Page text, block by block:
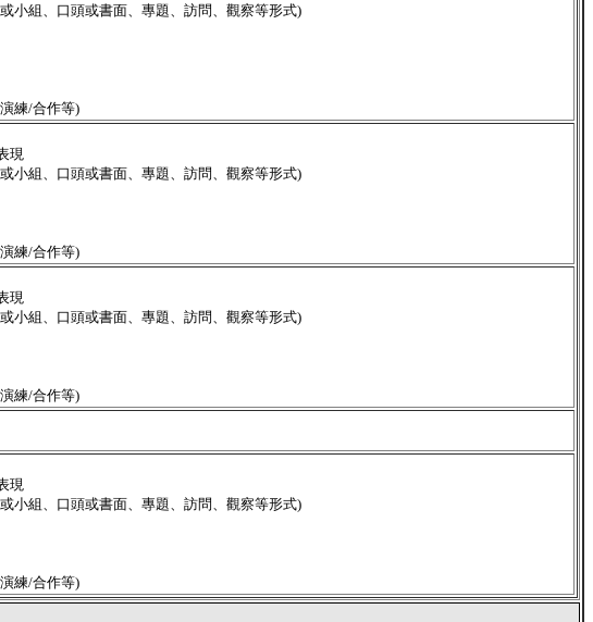
小組、口頭或書面、專題、訪問、觀察等形式)
練/合作等)
現
小組、口頭或書面、專題、訪問、觀察等形式)
練/合作等)
現
小組、口頭或書面、專題、訪問、觀察等形式)
練/合作等)
現
小組、口頭或書面、專題、訪問、觀察等形式)
練/合作等)